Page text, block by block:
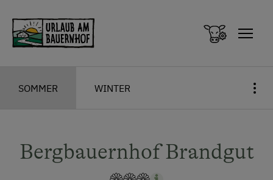
SOMMER WINTER
Bergbauernhof Brandgut